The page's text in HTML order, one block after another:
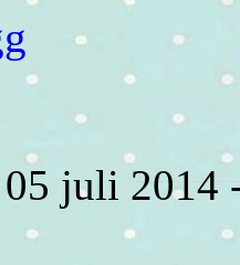
juli 2014